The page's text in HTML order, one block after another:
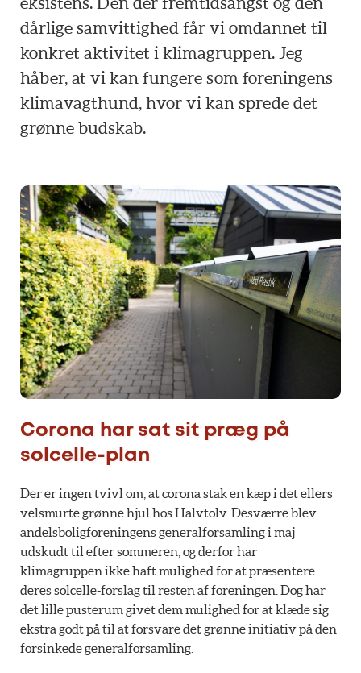
dårlige samvittighed får vi omdannet til
konkret aktivitet i klimagruppen. Jeg
håber, at vi kan fungere som foreningens
klimavagthund, hvor vi kan sprede det
grønne budskab.
Corona har sat sit præg på
solcelle-plan
Der er ingen tvivl om, at corona stak en kæp i det ellers
velsmurte grønne hjul hos Halvtolv. Desværre blev
andelsboligforeningens generalforsamling i maj
udskudt til efter sommeren, og derfor har
klimagruppen ikke haft mulighed for at præsentere
deres solcelle-forslag til resten af foreningen. Dog har
det lille pusterum givet dem mulighed for at klæde sig
ekstra godt på til at forsvare det grønne initiativ på den
forsinkede generalforsamling.